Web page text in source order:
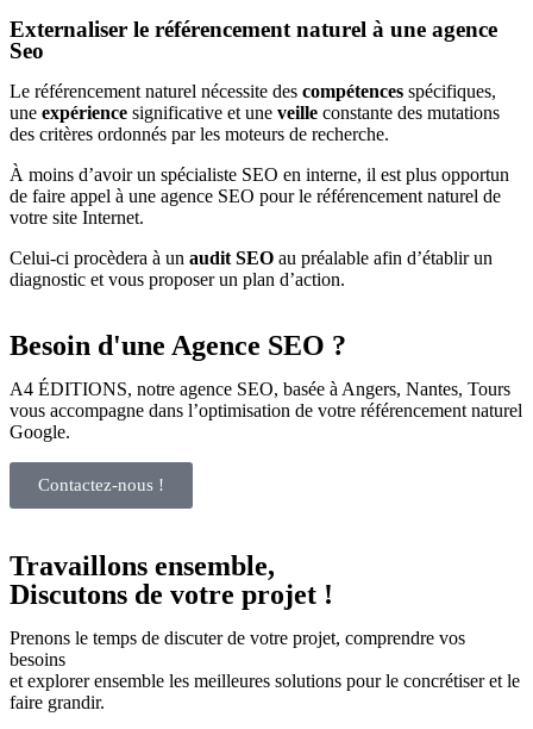
Externaliser le référencement naturel à une agence
Seo
Le référencement naturel nécessite des compétences spécifiques,
une expérience significative et une veille constante des mutations
des critères ordonnés par les moteurs de recherche.
À moins d’avoir un spécialiste SEO en interne, il est plus opportun
de faire appel à une agence SEO pour le référencement naturel de
votre site Internet.
Celui-ci procèdera à un audit SEO au préalable afin d’établir un
diagnostic et vous proposer un plan d’action.
Besoin d'une Agence SEO ?
A4 ÉDITIONS, notre agence SEO, basée à Angers, Nantes, Tours
vous accompagne dans l’optimisation de votre référencement naturel
Google.
Contactez-nous !
Travaillons ensemble,
Discutons de votre projet !
Prenons le temps de discuter de votre projet, comprendre vos
besoins
et explorer ensemble les meilleures solutions pour le concrétiser et le
faire grandir.